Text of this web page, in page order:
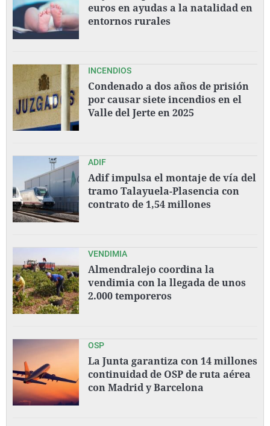
euros en ayudas a la natalidad en
entornos rurales
INCENDIOS
Condenado a dos años de prisión
por causar siete incendios en el
Valle del Jerte en 2025
ADIF
Adif impulsa el montaje de vía del
tramo Talayuela-Plasencia con
contrato de 1,54 millones
VENDIMIA
Almendralejo coordina la
vendimia con la llegada de unos
2.000 temporeros
OSP
La Junta garantiza con 14 millones
continuidad de OSP de ruta aérea
con Madrid y Barcelona